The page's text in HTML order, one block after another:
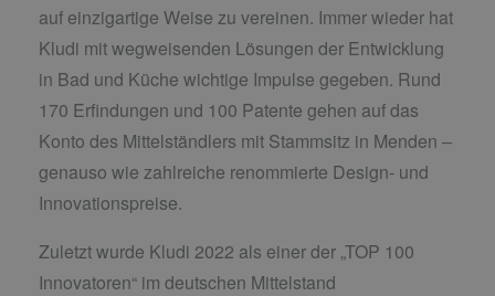
auf einzigartige Weise zu vereinen. Immer wieder hat
Kludi mit wegweisenden Lösungen der Entwicklung
in Bad und Küche wichtige Impulse gegeben. Rund
170 Erfindungen und 100 Patente gehen auf das
Konto des Mittelständlers mit Stammsitz in Menden –
genauso wie zahlreiche renommierte Design- und
Innovationspreise.
Zuletzt wurde Kludi 2022 als einer der „TOP 100
Innovatoren“ im deutschen Mittelstand